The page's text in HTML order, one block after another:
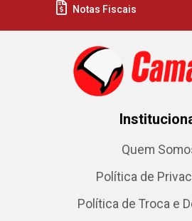
Notas Fiscais
Quem
Política de
Política de Troca e